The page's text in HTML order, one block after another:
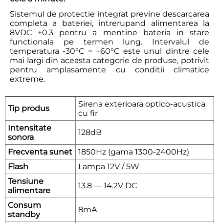
Sistemul de protectie integrat previne descarcarea
completa a bateriei, intrerupand alimentarea la
8VDC ±0.3 pentru a mentine bateria in stare
functionala pe termen lung. Intervalul de
temperatura -30°C ~ +60°C este unul dintre cele
mai largi din aceasta categorie de produse, potrivit
pentru amplasamente cu conditii climatice
extreme.
Tip produs
Sirena exterioara optico-acustica
cu fir
Intensitate
sonora
128dB
Frecventa sunet
1850Hz (gama 1300-2400Hz)
Flash
Lampa 12V / 5W
Tensiune
alimentare
13.8 — 14.2V DC
Consum
standby
8mA